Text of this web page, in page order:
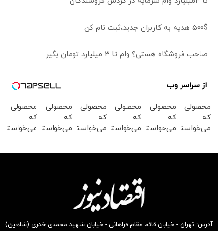
500$ هدیه به کاربران جدید،ثبت نام کن
صاحب فروشگاه هستی؟ وام تا ۳ میلیارد تومان بگیر
از سراسر وب
محصولی
که
می‌خواستی
محصولی
که
می‌خواستی
محصولی
که
می‌خواستی
بخر !
محصولی
که
می‌خواستی
بخر !
محصولی
که
می‌خواستی
محصولی
که
می‌خواستی
آدرس: تهران - خیابان قائم مقام فراهانی - خیابان شهید محمدی خدری (شاهین)